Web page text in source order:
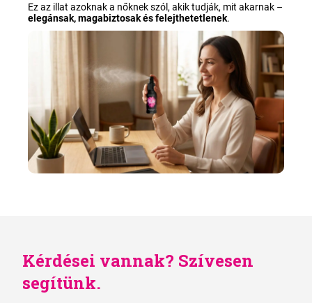
Ez az illat azoknak a nőknek szól, akik tudják, mit akarnak –
elegánsak, magabiztosak és felejthetetlenek.
Kérdései vannak? Szívesen
segítünk.